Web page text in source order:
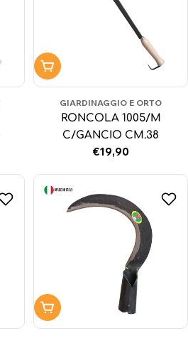
Aggiungi al carrello
GIARDINAGGIO E ORTO
RONCOLA 1005/M
C/GANCIO CM.38
Prezzo
€19,90
Aggiungi al carrello